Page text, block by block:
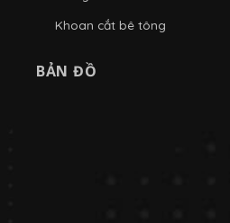
Khoan cắt bê tông
BẢN ĐỒ